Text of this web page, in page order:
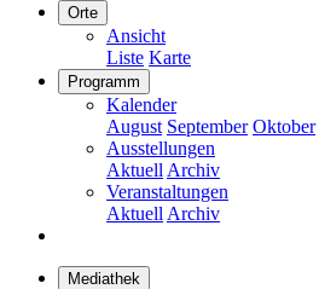
Orte
Ansicht
Liste Karte
Programm
Kalender
August September Oktober
Ausstellungen
Aktuell Archiv
Veranstaltungen
Aktuell Archiv
Mediathek